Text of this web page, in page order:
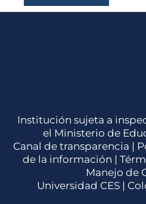
Institución sujeta a
el Ministerio de
Canal de transparencia |
de la información |
Manejo de
Universidad CES |